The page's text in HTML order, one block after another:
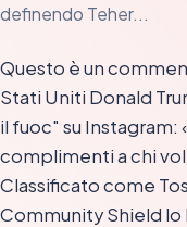
definendo Teher...
Questo è un
Stati Uniti Donald
il fuoc" su Instagram:
complimenti a chi
Classificato come
Community Shield lo